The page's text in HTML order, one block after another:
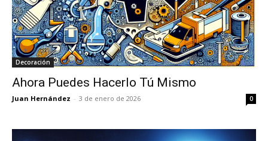
Decoración
Ahora Puedes Hacerlo Tú Mismo
Juan Hernández - 3 de enero de 2026 0